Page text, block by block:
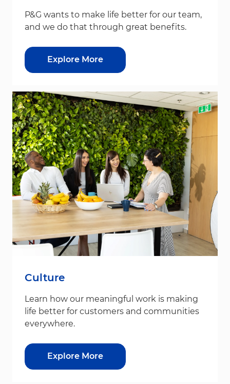
P&G wants to make life better for our team,
and we do that through great benefits.
Explore More
Culture
Learn how our meaningful work is making
life better for customers and communities
everywhere.
Explore More